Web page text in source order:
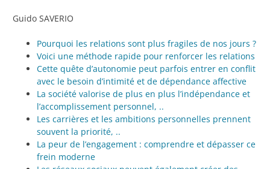
Guido SAVERIO
Pourquoi les relations sont plus fragiles de nos jours ?
Voici une méthode rapide pour renforcer les relations
Cette quête d’autonomie peut parfois entrer en conflit
avec le besoin d’intimité et de dépendance affective
La société valorise de plus en plus l’indépendance et
l’accomplissement personnel, ..
Les carrières et les ambitions personnelles prennent
souvent la priorité, ..
La peur de l’engagement : comprendre et dépasser ce
frein moderne